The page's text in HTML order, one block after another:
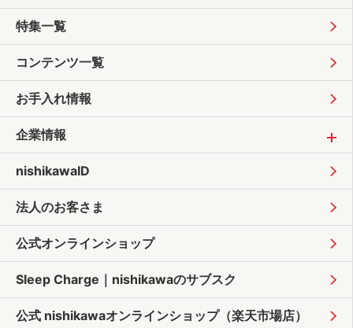
特集一覧
コンテンツ一覧
お手入れ情報
企業情報
nishikawaID
法人のお客さま
公式オンラインショップ
Sleep Charge｜ nishikawaのサブスク
公式 nishikawaオンラインショップ（楽天市場店）